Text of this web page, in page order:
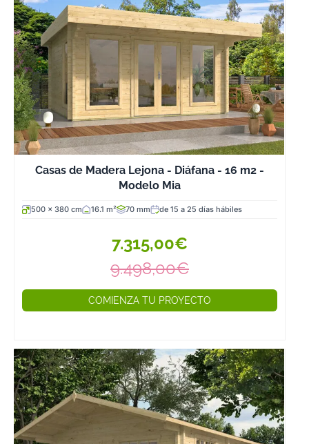
Casas de Madera Lejona - Diáfana - 16 m2 -
Modelo Mia
500 x 380 cm 16.1 m² 70 mm de 15 a 25 días hábiles
7.315,00€
9.498,00€
COMIENZA TU PROYECTO